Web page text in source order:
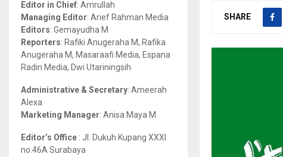
SHARE
r
:
R
H
Editor in Chief: Amrullah
Managing Editor: Arief Rahman Media
Editors: Gemayudha M
Reporters: Rafiki Anugeraha M, Rafika
Anugeraha M, Masaraafi Media, Espana
Radin Media, Dwi Utariningsih
Administrative & Secretary: Ameerah
Alexa
Marketing Manager: Anisa Maya M
Editor’s Office : Jl. Dukuh Kupang XXXI
no.46A Surabaya